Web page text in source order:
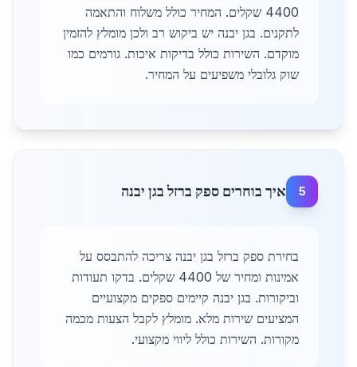
4400 שקלים. המחיר כולל משלוח והתאמה
לתקנים. בגן יבנה יש ביקוש רב ולכן מומלץ להזמין
מוקדם. השירות כולל בדיקות איכות. גורמים כמו
שוק גלובלי משפיעים על המחיר.
5 איך בוחרים ספק ברזל בגן יבנה
בחירת ספק ברזל בגן יבנה צריכה להתבסס על
אמינות ומחיר של 4400 שקלים. בדקו תעודות
וביקורות. בגן יבנה קיימים ספקים מקצועיים
המציעים שירות מלא. מומלץ לקבל הצעות מכמה
מקורות. השירות כולל ליווי מקצועי.